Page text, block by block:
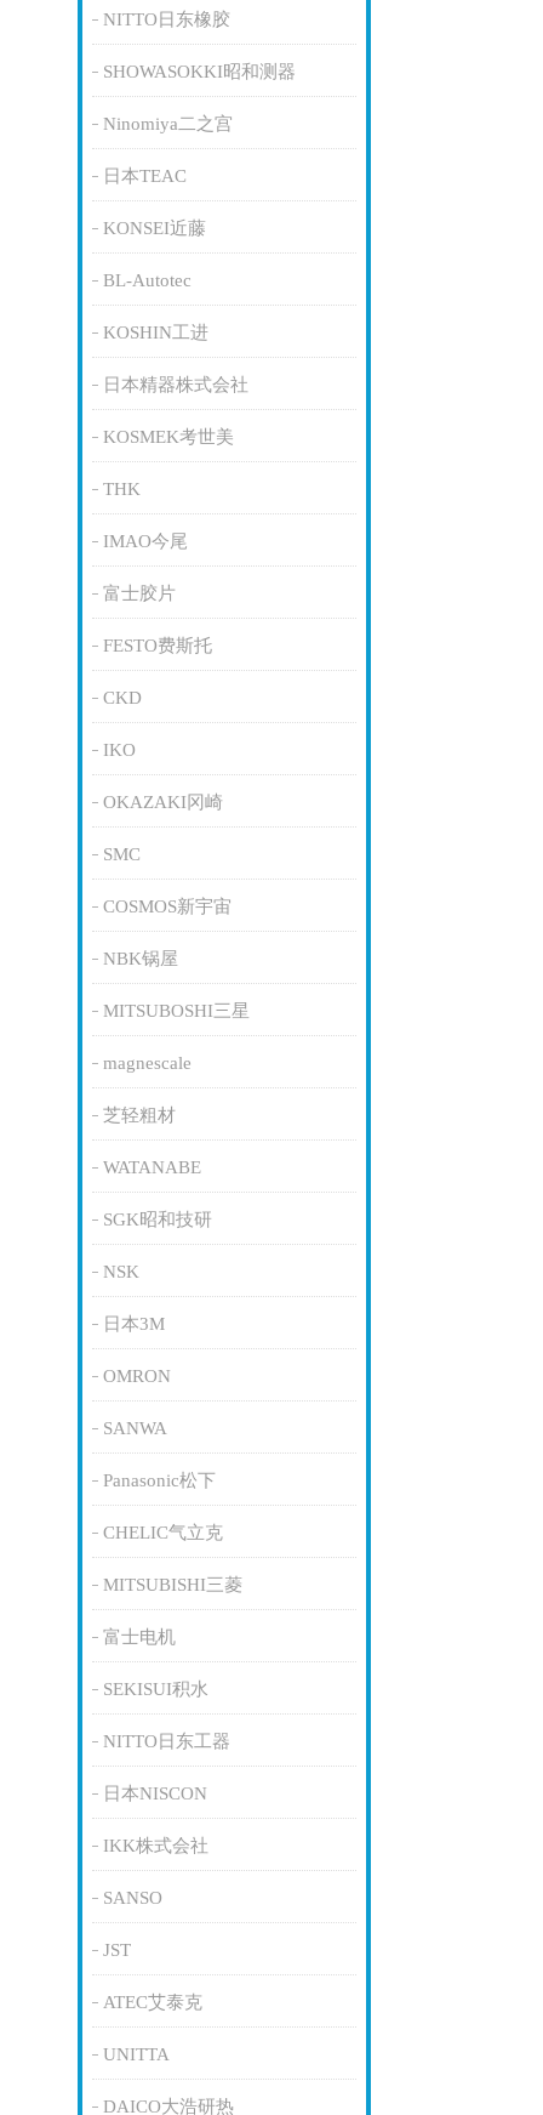
NITTO日东橡胶
SHOWASOKKI昭和测器
Ninomiya二之宫
日本TEAC
KONSEI近藤
BL-Autotec
KOSHIN工进
日本精器株式会社
KOSMEK考世美
THK
IMAO今尾
富士胶片
FESTO费斯托
CKD
IKO
OKAZAKI冈崎
SMC
COSMOS新宇宙
NBK锅屋
MITSUBOSHI三星
magnescale
芝轻粗材
WATANABE
SGK昭和技研
NSK
日本3M
OMRON
SANWA
Panasonic松下
CHELIC气立克
MITSUBISHI三菱
富士电机
SEKISUI积水
NITTO日东工器
日本NISCON
IKK株式会社
SANSO
JST
ATEC艾泰克
UNITTA
DAICO大浩研热